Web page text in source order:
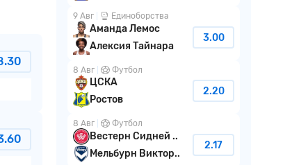
9 Авг Единоборства
Аманда Лемос
Алексия Тайнара
3.00
8 Авг Футбол
ЦСКА
Ростов
2.20
8 Авг Футбол
Вестерн Сидней ..
Мельбурн Виктор..
2.17